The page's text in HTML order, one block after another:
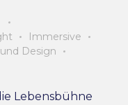
Immersive
Design
Lebensbühne